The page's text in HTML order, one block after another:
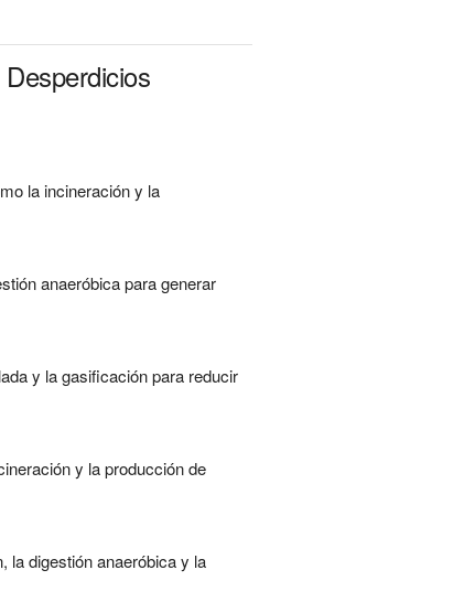
la incineración y la
anaeróbica para generar
y la gasificación para reducir
y la producción de
la digestión anaeróbica y la